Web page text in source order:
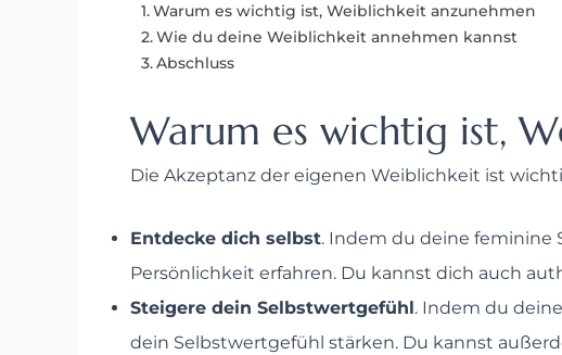
Warum es wichtig ist, Weiblichkeit anzunehmen
Wie du deine Weiblichkeit annehmen kannst
Abschluss
Warum es wichtig ist,
Die Akzeptanz der eigenen Weiblichkeit ist
Entdecke dich selbst. Indem du deine feminine
Persönlichkeit erfahren. Du kannst dich auch
Steigere dein Selbstwertgefühl. Indem du
dein Selbstwertgefühl stärken. Du kannst